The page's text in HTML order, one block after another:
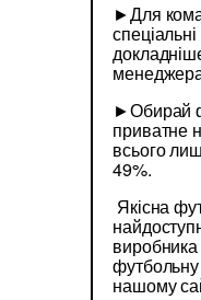
►Для
►Обирай
приватне
всього
49%.
Якісна
нашому